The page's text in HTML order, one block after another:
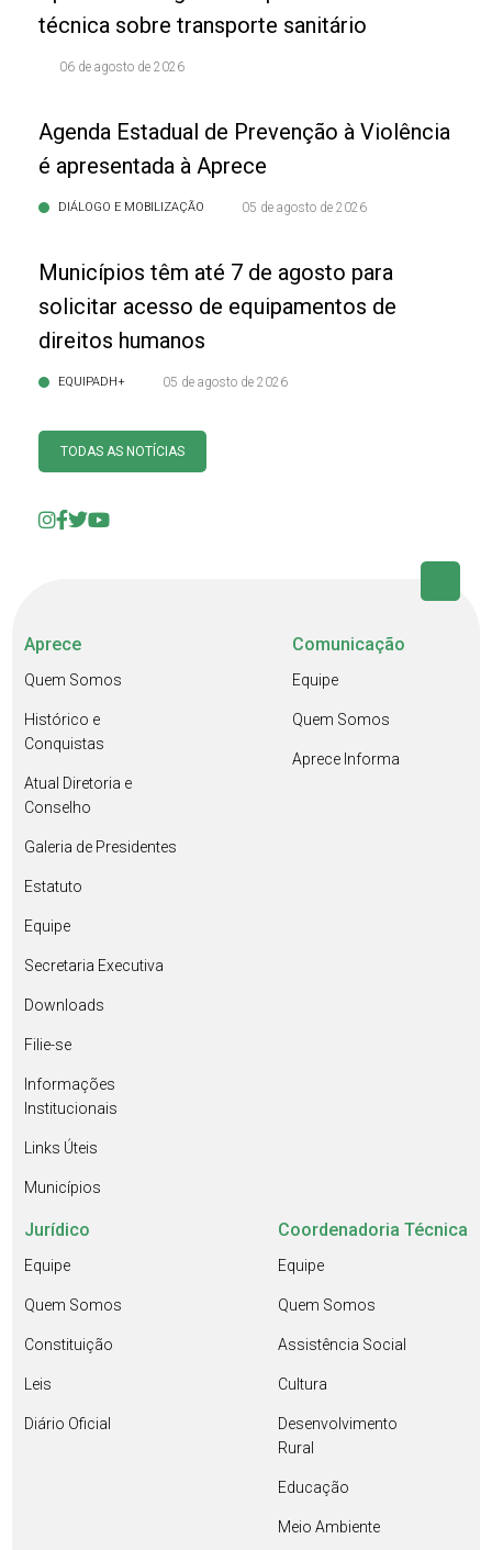
técnica sobre transporte sanitário
06 de agosto de 2026
Agenda Estadual de Prevenção à Violência
é apresentada à Aprece
DIÁLOGO E MOBILIZAÇÃO 05 de agosto de 2026
Municípios têm até 7 de agosto para
solicitar acesso de equipamentos de
direitos humanos
EQUIPADH+ 05 de agosto de 2026
TODAS AS NOTÍCIAS
Aprece
Quem Somos
Histórico e
Conquistas
Atual Diretoria e
Conselho
Galeria de Presidentes
Estatuto
Equipe
Secretaria Executiva
Downloads
Filie-se
Informações
Institucionais
Links Úteis
Municípios
Comunicação
Equipe
Quem Somos
Aprece Informa
Jurídico
Equipe
Quem Somos
Constituição
Leis
Diário Oficial
Coordenadoria Técnica
Equipe
Quem Somos
Assistência Social
Cultura
Desenvolvimento
Rural
Educação
Meio Ambiente